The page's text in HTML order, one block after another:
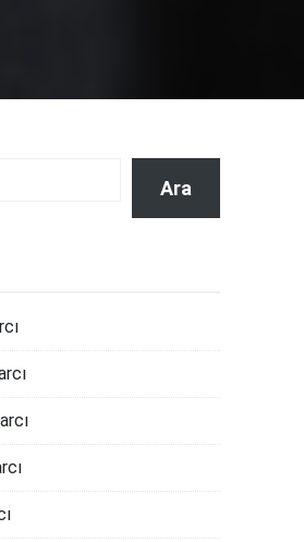
Ara